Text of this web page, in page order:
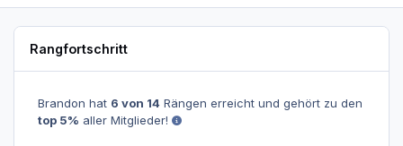
Rangfortschritt
Brandon hat 6 von 14 Rängen erreicht und gehört zu den
top 5% aller Mitglieder!